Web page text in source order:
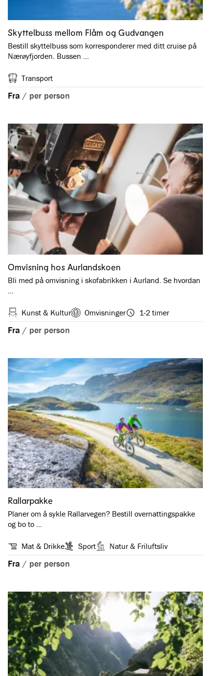
Skyttelbuss mellom Flåm og Gudvangen
Bestill skyttelbuss som korresponderer med ditt cruise på
Nærøyfjorden. Bussen …
Transport
Fra / per person
Omvisning hos Aurlandskoen
Bli med på omvisning i skofabrikken i Aurland. Se hvordan
Kunst & Kultur Omvisninger 1-2 timer
Fra / per person
Rallarpakke
Planer om å sykle Rallarvegen? Bestill overnattingspakke
og bo to …
Mat & Drikke Sport Natur & Friluftsliv
Fra / per person